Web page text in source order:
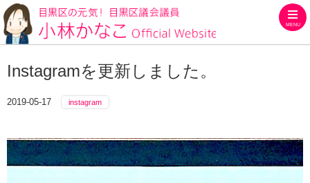
MENU
Instagramを更新しました。
2019-05-17 instagram